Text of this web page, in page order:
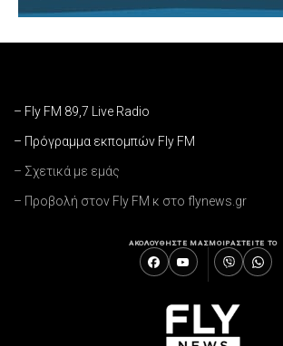
– Fly FM 89,7 Live Radio
– Πρόγραμμα εκπομπών Fly FM
– Σχετικά με εμάς
– Προβολή στον Fly FM κ στο flynews.gr
ΑΚΟΛΟΥΘΗΣΤΕ ΜΑΣΜΟΙΡΑΣΤΕΙΤΕ ΤΟ